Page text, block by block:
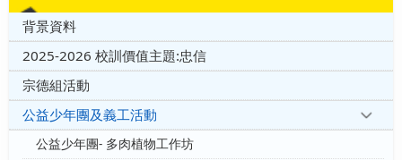
背景資料
2025-2026 校訓價值主題:忠信
宗德組活動
公益少年團及義工活動
公益少年團- 多肉植物工作坊